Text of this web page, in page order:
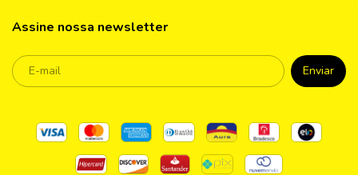
Assine nossa newsletter